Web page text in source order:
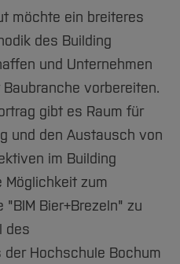
möchte ein breiteres
des Building
und Unternehmen
vorbereiten.
gibt es Raum für
und den Austausch von
im Building
Möglichkeit zum
Bier+Brezeln" zu
des
Hochschule Bochum